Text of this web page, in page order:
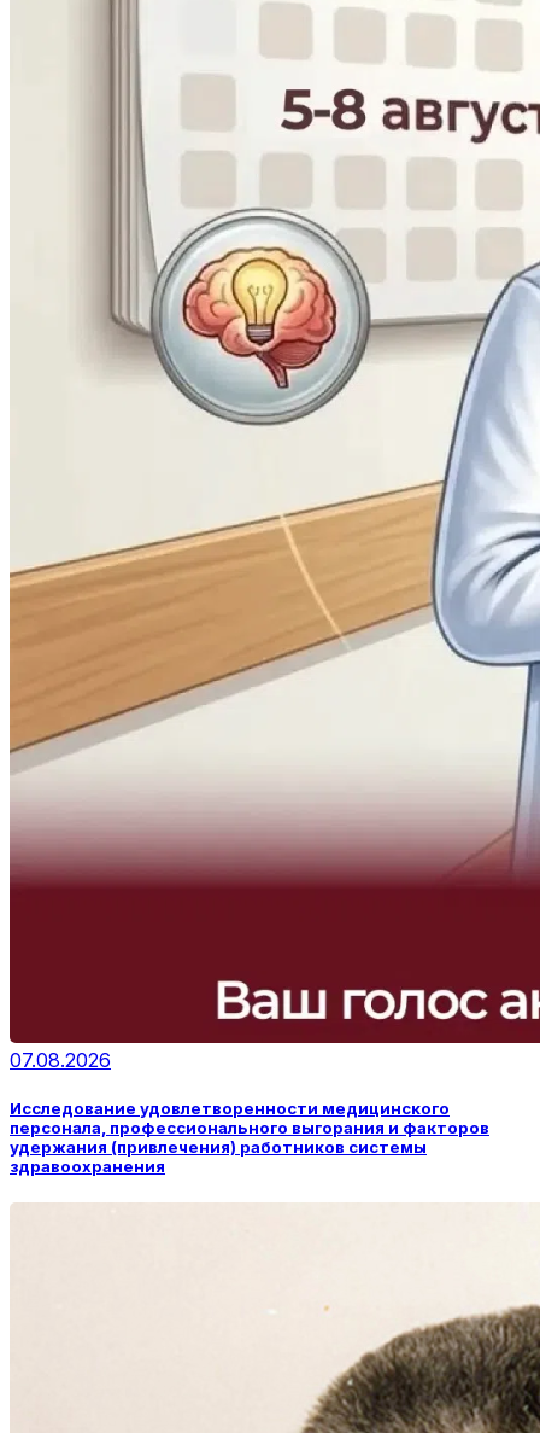
07.08.2026
Исследование удовлетворенности медицинского
персонала, профессионального выгорания и факторов
удержания (привлечения) работников системы
здравоохранения